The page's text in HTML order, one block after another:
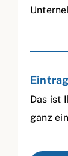
Das ist
ganz